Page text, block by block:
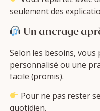
seulement des
Un ancrage
Selon les besoins,
personnalisé ou une
facile (promis).
Pour ne pas rester
quotidien.